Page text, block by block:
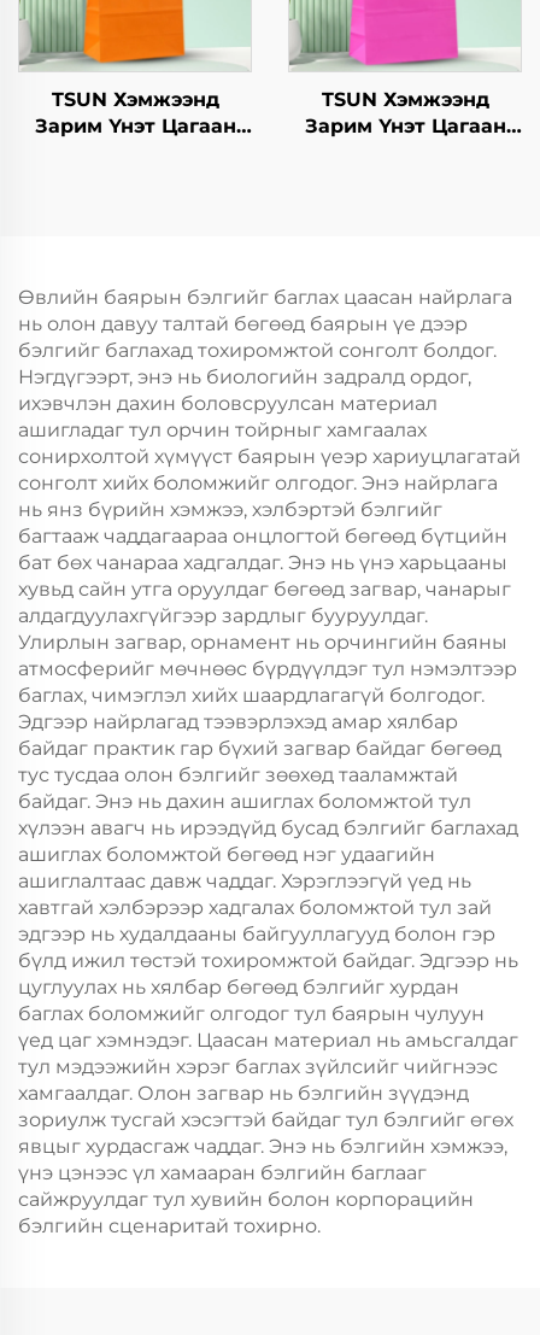
ашиглахад
TSUN Хэмжээнд
Зарим Үнэт Цагаан
Пластик Пакинг
TSUN Хэмжээнд
Зарим Үнэт Цагаан
Пластик Пакинг
Өвлийн баярын бэлгийг баглах цаасан найрлага
нь олон давуу талтай бөгөөд баярын үе дээр
бэлгийг баглахад тохиромжтой сонголт болдог.
Нэгдүгээрт, энэ нь биологийн задралд ордог,
ихэвчлэн дахин боловсруулсан материал
ашигладаг тул орчин тойрныг хамгаалах
сонирхолтой хүмүүст баярын үеэр хариуцлагатай
сонголт хийх боломжийг олгодог. Энэ найрлага
нь янз бүрийн хэмжээ, хэлбэртэй бэлгийг
багтааж чаддагаараа онцлогтой бөгөөд бүтцийн
бат бөх чанараа хадгалдаг. Энэ нь үнэ харьцааны
хувьд сайн утга оруулдаг бөгөөд загвар, чанарыг
алдагдуулахгүйгээр зардлыг бууруулдаг.
Улирлын загвар, орнамент нь орчингийн баяны
атмосферийг мөчнөөс бүрдүүлдэг тул нэмэлтээр
баглах, чимэглэл хийх шаардлагагүй болгодог.
Эдгээр найрлагад тээвэрлэхэд амар хялбар
байдаг практик гар бүхий загвар байдаг бөгөөд
тус тусдаа олон бэлгийг зөөхөд тааламжтай
байдаг. Энэ нь дахин ашиглах боломжтой тул
хүлээн авагч нь ирээдүйд бусад бэлгийг баглахад
ашиглах боломжтой бөгөөд нэг удаагийн
ашиглалтаас давж чаддаг. Хэрэглээгүй үед нь
хавтгай хэлбэрээр хадгалах боломжтой тул зай
эдгээр нь худалдааны байгууллагууд болон гэр
бүлд ижил төстэй тохиромжтой байдаг. Эдгээр нь
цуглуулах нь хялбар бөгөөд бэлгийг хурдан
баглах боломжийг олгодог тул баярын чулуун
үед цаг хэмнэдэг. Цаасан материал нь амьсгалдаг
тул мэдээжийн хэрэг баглах зүйлсийг чийгнээс
хамгаалдаг. Олон загвар нь бэлгийн зүүдэнд
зориулж тусгай хэсэгтэй байдаг тул бэлгийг өгөх
явцыг хурдасгаж чаддаг. Энэ нь бэлгийн хэмжээ,
үнэ цэнээс үл хамааран бэлгийн баглааг
сайжруулдаг тул хувийн болон корпорацийн
бэлгийн сценаритай тохирно.